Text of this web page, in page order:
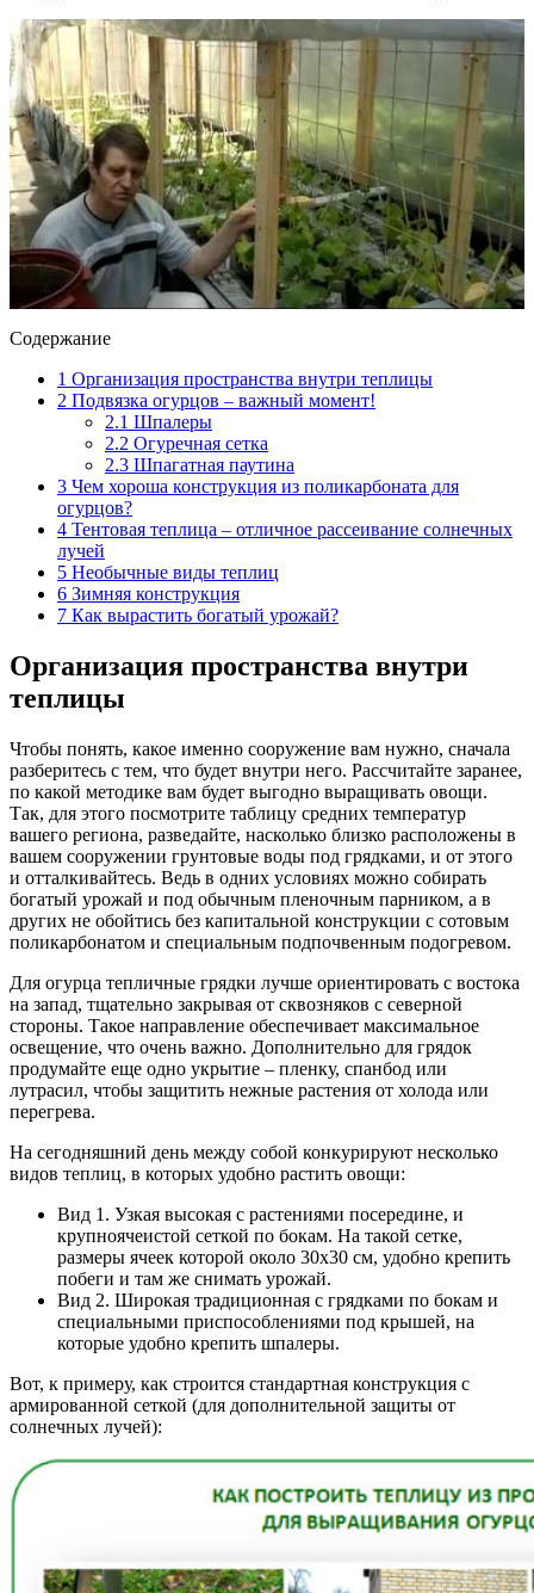
Содержание
1 Организация пространства внутри теплицы
2 Подвязка огурцов – важный момент!
2.1 Шпалеры
2.2 Огуречная сетка
2.3 Шпагатная паутина
3 Чем хороша конструкция из поликарбоната для
огурцов?
4 Тентовая теплица – отличное рассеивание солнечных
лучей
5 Необычные виды теплиц
6 Зимняя конструкция
7 Как вырастить богатый урожай?
Организация пространства внутри
теплицы
Чтобы понять, какое именно сооружение вам нужно, сначала
разберитесь с тем, что будет внутри него. Рассчитайте заранее,
по какой методике вам будет выгодно выращивать овощи.
Так, для этого посмотрите таблицу средних температур
вашего региона, разведайте, насколько близко расположены в
вашем сооружении грунтовые воды под грядками, и от этого
и отталкивайтесь. Ведь в одних условиях можно собирать
богатый урожай и под обычным пленочным парником, а в
других не обойтись без капитальной конструкции с сотовым
поликарбонатом и специальным подпочвенным подогревом.
Для огурца тепличные грядки лучше ориентировать с востока
на запад, тщательно закрывая от сквозняков с северной
стороны. Такое направление обеспечивает максимальное
освещение, что очень важно. Дополнительно для грядок
продумайте еще одно укрытие – пленку, спанбод или
лутрасил, чтобы защитить нежные растения от холода или
перегрева.
На сегодняшний день между собой конкурируют несколько
видов теплиц, в которых удобно растить овощи:
Вид 1. Узкая высокая с растениями посередине, и
крупноячеистой сеткой по бокам. На такой сетке,
размеры ячеек которой около 30х30 см, удобно крепить
побеги и там же снимать урожай.
Вид 2. Широкая традиционная с грядками по бокам и
специальными приспособлениями под крышей, на
которые удобно крепить шпалеры.
Вот, к примеру, как строится стандартная конструкция с
армированной сеткой (для дополнительной защиты от
солнечных лучей):